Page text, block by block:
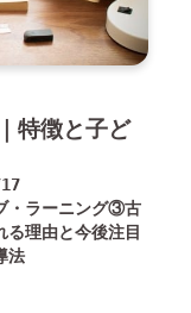
特徴と子ど
・ラーニング③古
る理由と今後注目
法